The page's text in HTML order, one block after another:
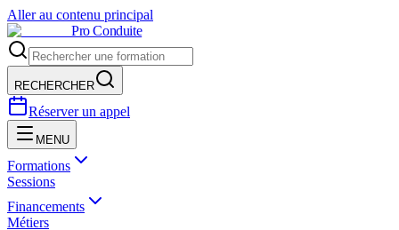
Aller au contenu principal
Pro Conduite
RECHERCHER
Réserver un appel
MENU
Formations
Sessions
Financements
Métiers